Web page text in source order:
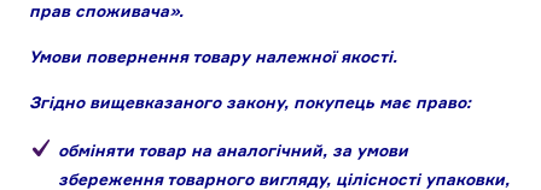
прав споживача».
Умови повернення товару належної якості.
Згідно вищевказаного закону, покупець має право:
обміняти товар на аналогічний, за умови
збереження товарного вигляду, цілісності упаковки,